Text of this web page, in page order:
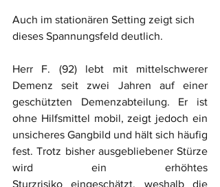
Auch im stationären Setting zeigt sich
dieses Spannungsfeld deutlich.
Herr F. (92) lebt mit mittelschwerer
Demenz seit zwei Jahren auf einer
geschützten Demenzabteilung. Er ist
ohne Hilfsmittel mobil, zeigt jedoch ein
unsicheres Gangbild und hält sich häufig
fest. Trotz bisher ausgebliebener Stürze
wird ein erhöhtes
Sturzrisiko eingeschätzt, weshalb die